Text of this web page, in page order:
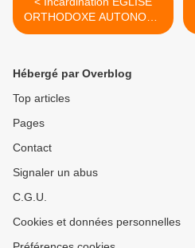
ORTHODOXE AUTONOME
D'AFRIQUE EPARCHIE DE
D'ESPERANCE
Hébergé par Overblog
Top articles
Pages
Contact
Signaler un abus
C.G.U.
Cookies et données personnelles